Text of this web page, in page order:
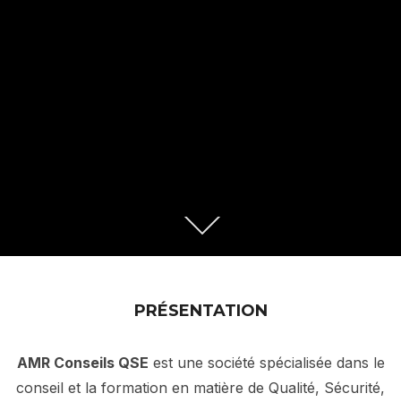
PRÉSENTATION
AMR Conseils QSE est une société spécialisée dans le
conseil et la formation en matière de Qualité, Sécurité,